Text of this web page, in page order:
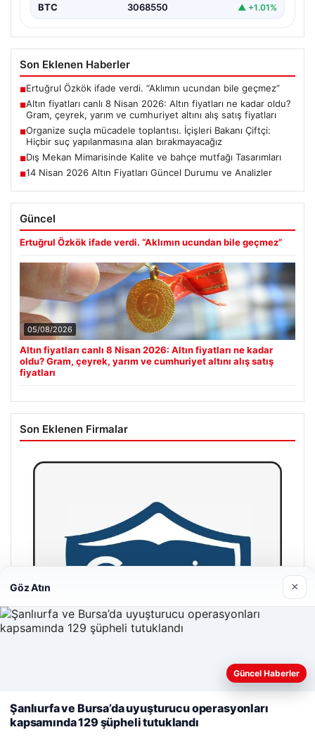
BTC 3068550 ▲ +1.01%
Son Eklenen Haberler
■Ertuğrul Özkök ifade verdi. “Aklımın ucundan bile geçmez”
■Altın fiyatları canlı 8 Nisan 2026: Altın fiyatları ne kadar oldu?
Gram, çeyrek, yarım ve cumhuriyet altını alış satış fiyatları
■Organize suçla mücadele toplantısı. İçişleri Bakanı Çiftçi:
Hiçbir suç yapılanmasına alan bırakmayacağız
■Dış Mekan Mimarisinde Kalite ve bahçe mutfağı Tasarımları
■14 Nisan 2026 Altın Fiyatları Güncel Durumu ve Analizler
Güncel
Ertuğrul Özkök ifade verdi. “Aklımın ucundan bile geçmez”
05/08/2026
Altın fiyatları canlı 8 Nisan 2026: Altın fiyatları ne kadar
oldu? Gram, çeyrek, yarım ve cumhuriyet altını alış satış
fiyatları
Son Eklenen Firmalar
Web sitemizi nasıl kullandığınızı daha iyi anlayabilmek,
kullanıyoruz.
Çerez Politikamız
Reddet Kabul Et
Göz Atın ×
Güncel Haberler
Şanlıurfa ve Bursa’da uyuşturucu operasyonları
kapsamında 129 şüpheli tutuklandı